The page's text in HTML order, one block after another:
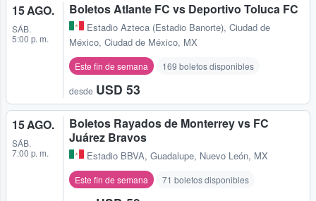
15 AGO.
SÁB.
5:00 p. m.
Boletos Atlante FC vs Deportivo Toluca FC
Estadio Azteca (Estadio Banorte), Ciudad de
México, Ciudad de México, MX
Este fin de semana 169 boletos disponibles
desde USD 53
15 AGO.
SÁB.
7:00 p. m.
Boletos Rayados de Monterrey vs FC
Juárez Bravos
Estadio BBVA, Guadalupe, Nuevo León, MX
Este fin de semana 71 boletos disponibles